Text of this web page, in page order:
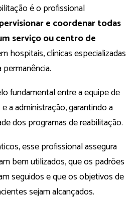
é o profissional
e coordenar todas
serviço ou centro de
hospitais, clínicas especializadas
fundamental entre a equipe de
a administração, garantindo a
dos programas de reabilitação.
esse profissional assegura
bem utilizados, que os padrões
seguidos e que os objetivos de
sejam alcançados.